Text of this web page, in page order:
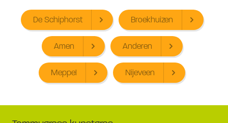
De Schiphorst Broekhuizen
Amen Anderen
Meppel Nijeveen